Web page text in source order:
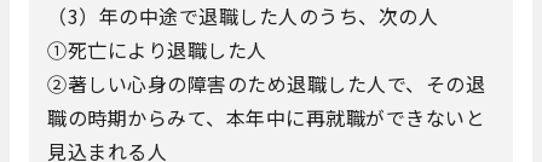
（3）年の中途で退職した人のうち、次の人
①死亡により退職した人
②著しい心身の障害のため退職した人で、その退
職の時期からみて、本年中に再就職ができないと
見込まれる人